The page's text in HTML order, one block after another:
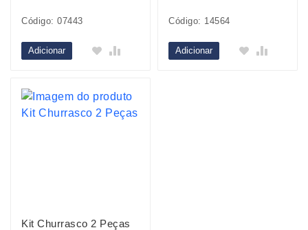
Código: 07443
Adicionar
Código: 14564
Adicionar
Kit Churrasco 2 Peças